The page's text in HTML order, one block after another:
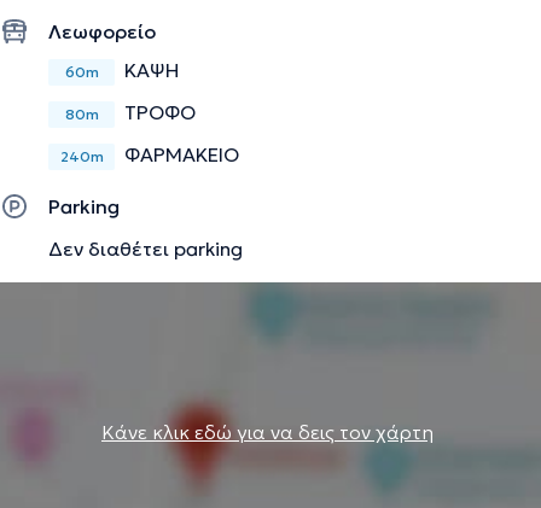
Λεωφορείο
60m ΚΑΨΗ
80m ΤΡΟΦΟ
240m ΦΑΡΜΑΚΕΙΟ
Parking
Δεν διαθέτει parking
Κάνε κλικ εδώ για να δεις τον χάρτη